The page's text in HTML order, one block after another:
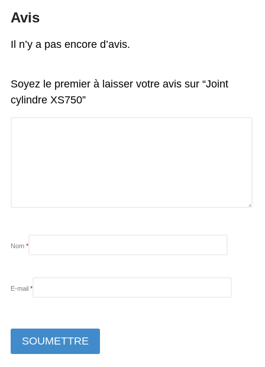
Avis
Il n’y a pas encore d’avis.
Soyez le premier à laisser votre avis sur “Joint
cylindre XS750”
Nom *
E-mail *